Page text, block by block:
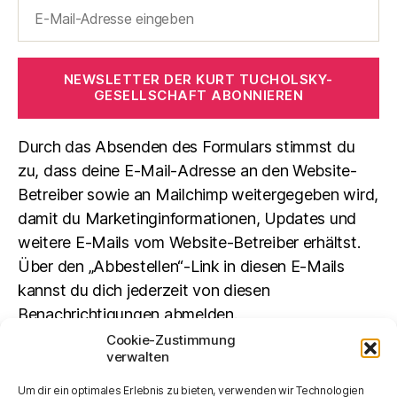
Cookie-Zustimmung
verwalten
Um dir ein optimales Erlebnis zu bieten, verwenden wir Technologien
NEWSLETTER DER KURT TUCHOLSKY-
GESELLSCHAFT ABONNIEREN
Durch das Absenden des Formulars stimmst du
zu, dass deine E-Mail-Adresse an den Website-
Betreiber sowie an Mailchimp weitergegeben wird,
damit du Marketinginformationen, Updates und
weitere E-Mails vom Website-Betreiber erhältst.
Über den „Abbestellen“-Link in diesen E-Mails
kannst du dich jederzeit von diesen
Benachrichtigungen abmelden.